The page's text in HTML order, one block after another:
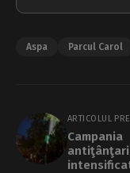
Aspa Parcul Carol
ARTICOLUL
Campania